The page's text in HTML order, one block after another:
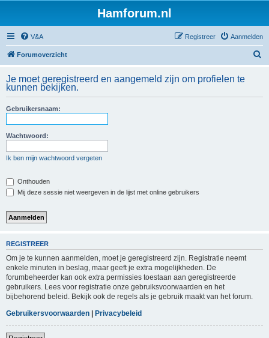
Hamforum.nl
V&A Aanmelden
Registreer
Forumoverzicht
k
Je moet geregistreerd en aangemeld zijn om profielen te
kunnen bekijken.
Gebruikersnaam:
Wachtwoord:
Ik ben mijn wachtwoord vergeten
Onthouden
Mij deze sessie niet weergeven in de lijst met online gebruikers
REGISTREER
Om je te kunnen aanmelden, moet je geregistreerd zijn. Registratie neemt
enkele minuten in beslag, maar geeft je extra mogelijkheden. De
forumbeheerder kan ook extra permissies toestaan aan geregistreerde
gebruikers. Lees voor registratie onze gebruiksvoorwaarden en het
bijbehorend beleid. Bekijk ook de regels als je gebruik maakt van het forum.
Gebruikersvoorwaarden | Privacybeleid